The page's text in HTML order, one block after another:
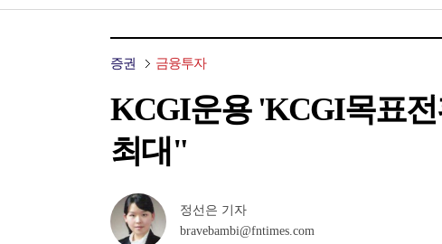
증권 금융투자
KCGI운용 'KCGI목표
최대"
정선은 기자
bravebambi@fntimes.com